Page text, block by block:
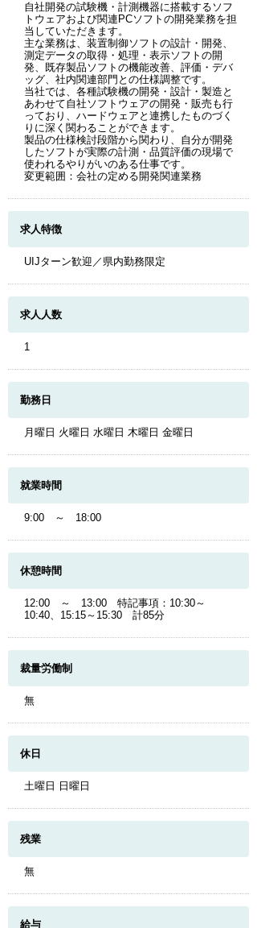
自社開発の試験機・計測機器に搭載するソフ
トウェアおよび関連PCソフトの開発業務を担
当していただきます。
主な業務は、装置制御ソフトの設計・開発、
測定データの取得・処理・表示ソフトの開
発、既存製品ソフトの機能改善、評価・デバ
ッグ、社内関連部門との仕様調整です。
当社では、各種試験機の開発・設計・製造と
あわせて自社ソフトウェアの開発・販売も行
っており、ハードウェアと連携したものづく
りに深く関わることができます。
製品の仕様検討段階から関わり、自分が開発
したソフトが実際の計測・品質評価の現場で
使われるやりがいのある仕事です。
変更範囲：会社の定める開発関連業務
求人特徴
UIJターン歓迎／県内勤務限定
求人人数
1
勤務日
月曜日 火曜日 水曜日 木曜日 金曜日
就業時間
9:00 ～ 18:00
休憩時間
12:00 ～ 13:00 特記事項：10:30～
10:40、15:15～15:30 計85分
裁量労働制
無
休日
土曜日 日曜日
残業
無
給与